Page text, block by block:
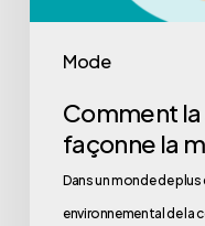
Mode
Comment
façonne la
Dans un monde de
environnemental de la